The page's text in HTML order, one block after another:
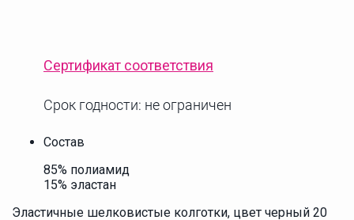
Сертификат соответствия
Срок годности: не ограничен
Состав
85% полиамид
15% эластан
Эластичные шелковистые колготки, цвет черный 20